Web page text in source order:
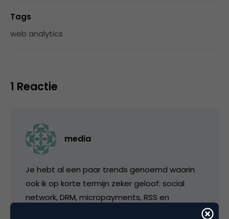
Tags
web analytics
1 Reactie
media
Je hebt al een paar trends genoemd waarin
ook ik op korte termijn zeker geloof: social
network, DRM, micropayments, RSS en